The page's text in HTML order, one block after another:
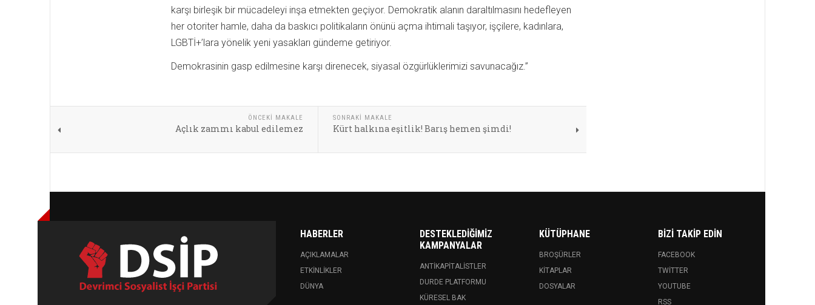
karşı birleşik bir mücadeleyi inşa etmekten geçiyor. Demokratik alanın daraltılmasını hedefleyen
her otoriter hamle, daha da baskıcı politikaların önünü açma ihtimali taşıyor, işçilere, kadınlara,
LGBTİ+’lara yönelik yeni yasakları gündeme getiriyor.
Demokrasinin gasp edilmesine karşı direnecek, siyasal özgürlüklerimizi savunacağız.”
ÖNCEKI MAKALE
Açlık zammı kabul edilemez
SONRAKI MAKALE
Kürt halkına eşitlik! Barış hemen şimdi!
HABERLER
AÇIKLAMALAR
ETKINLIKLER
DÜNYA
DESTEKLEDIĞIMIZ
KAMPANYALAR
ANTIKAPITALISTLER
DURDE PLATFORMU
KÜRESEL BAK
KÜTÜPHANE
BROŞÜRLER
KITAPLAR
DOSYALAR
BIZI TAKIP EDIN
FACEBOOK
TWITTER
YOUTUBE
RSS